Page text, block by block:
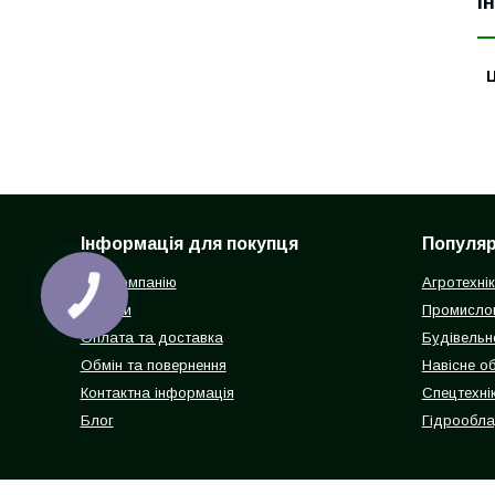
Інформація для покупця
Про компанію
Відгуки
Оплата та доставка
Обмін та повернення
Контактна інформація
Блог
Навісне